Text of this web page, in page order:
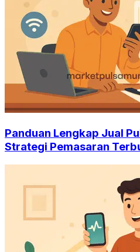
Panduan Lengkap Jual
Strategi Pemasaran